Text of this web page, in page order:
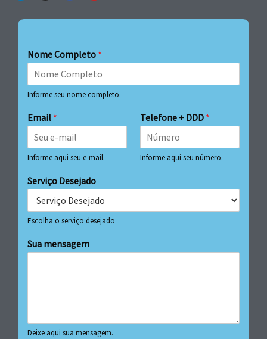
Nome Completo *
Informe seu nome completo.
Email *
Informe aqui seu e-mail.
Telefone + DDD *
Informe aqui seu número.
Serviço Desejado
Escolha o serviço desejado
Sua mensagem
Deixe aqui sua mensagem.